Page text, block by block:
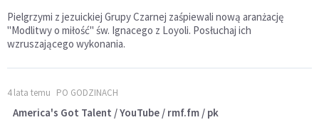
Pielgrzymi z jezuickiej Grupy Czarnej zaśpiewali nową aranżację
"Modlitwy o miłość" św. Ignacego z Loyoli. Posłuchaj ich
wzruszającego wykonania.
4 lata temu PO GODZINACH
America's Got Talent / YouTube / rmf.fm / pk